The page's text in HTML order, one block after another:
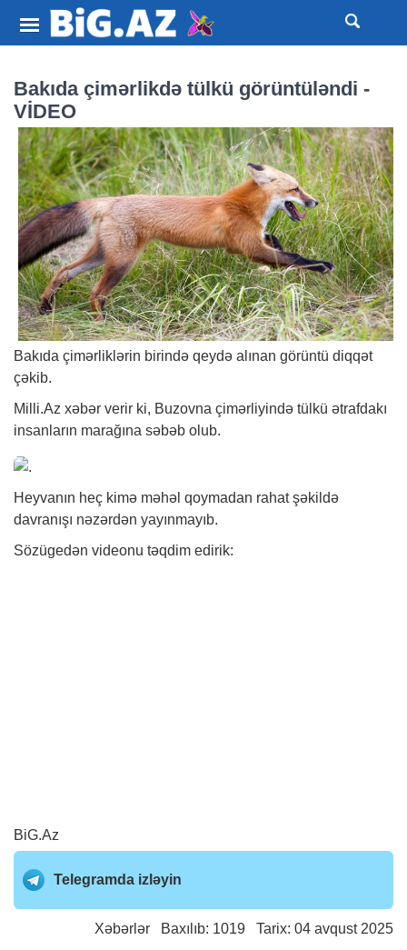
Bakıda çimərlikdə tülkü görüntüləndi -
VİDEO
Bakıda çimərliklərin birində qeydə alınan görüntü diqqət
çəkib.
Milli.Az xəbər verir ki, Buzovna çimərliyində tülkü ətrafdakı
insanların marağına səbəb olub.
Heyvanın heç kimə məhəl qoymadan rahat şəkildə
davranışı nəzərdən yayınmayıb.
Sözügedən videonu təqdim edirik:
BiG.Az
Telegramda izləyin
Xəbərlər Baxılıb: 1019 Tarix: 04 avqust 2025